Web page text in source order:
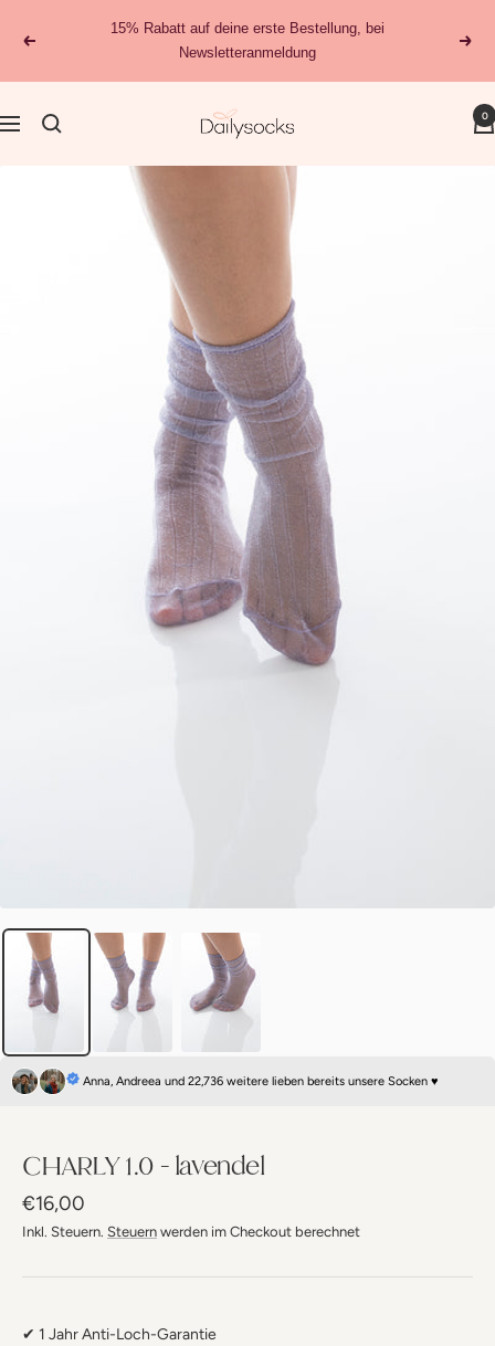
zumZurück
15% Rabatt auf deine erste Bestellung, bei
Newsletteranmeldung
Navigation
dailysocks.berlin 0
Anna, Andreea und 22,736 weitere lieben bereits unsere Socken ♥
CHARLY 1.0 - lavendel
Angebotspreis
€16,00
Inkl. Steuern. Steuern werden im Checkout berechnet
✔ 1 Jahr Anti-Loch-Garantie